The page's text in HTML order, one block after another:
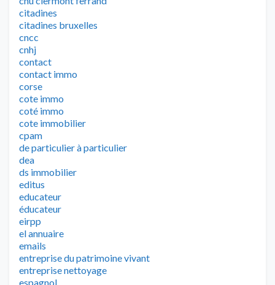
citadines
citadines bruxelles
cncc
cnhj
contact
contact immo
corse
cote immo
coté immo
cote immobilier
cpam
de particulier à particulier
dea
ds immobilier
editus
educateur
éducateur
eirpp
el annuaire
emails
entreprise du patrimoine vivant
entreprise nettoyage
espagnol